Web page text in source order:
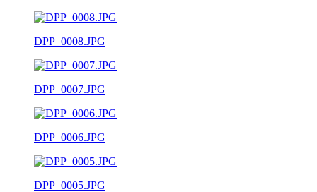
DPP_0008.JPG
DPP_0007.JPG
DPP_0006.JPG
DPP_0005.JPG